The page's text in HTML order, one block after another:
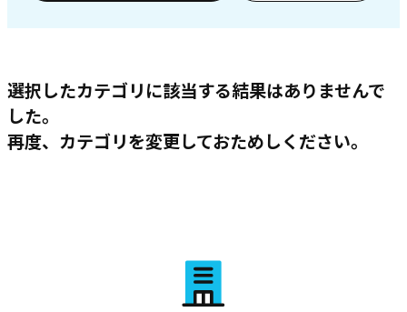
選択したカテゴリに該当する結果はありませんで
した。
再度、カテゴリを変更しておためしください。